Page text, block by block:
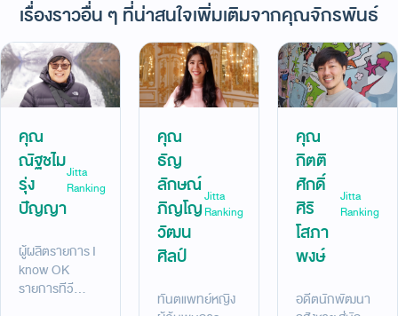
เรื่องราวอื่น ๆ ที่น่าสนใจเพิ่มเติมจากคุณจักรพันธ์
คุณ
ณัฐชไม
รุ่ง
ปัญญา
Jitta
Ranking
ผู้ผลิตรายการ I
know OK
รายการทีวี
คุณ
ธัญ
ลักษณ์
ภิญโญ
วัฒน
ศิลป์
Jitta
Ranking
ทันตแพทย์หญิง
คุณ
กิตติ
ศักดิ์
ศิริ
โสภา
พงษ์
Jitta
Ranking
อดีตนักพัฒนา